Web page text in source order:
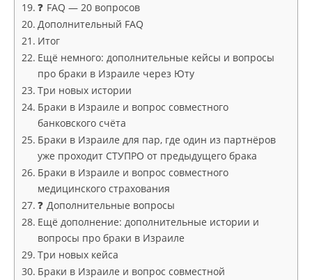
❓ FAQ — 20 вопросов
Дополнительный FAQ
Итог
Ещё немного: дополнительные кейсы и вопросы
про браки в Израиле через Юту
Три новых истории
Браки в Израиле и вопрос совместного
банковского счёта
Браки в Израиле для пар, где один из партнёров
уже проходит СТУПРО от предыдущего брака
Браки в Израиле и вопрос совместного
медицинского страхования
❓ Дополнительные вопросы
Ещё дополнение: дополнительные истории и
вопросы про браки в Израиле
Три новых кейса
Браки в Израиле и вопрос совместной